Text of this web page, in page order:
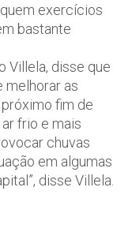
exercícios
bastante
Villela, disse que
melhorar as
fim de
frio e mais
chuvas
em algumas
disse Villela.